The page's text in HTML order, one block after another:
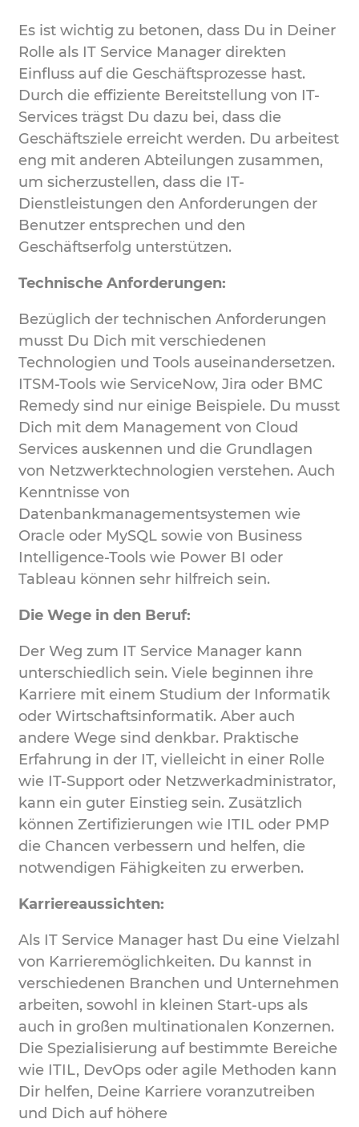
Es ist wichtig zu betonen, dass Du in Deiner
Rolle als IT Service Manager direkten
Einfluss auf die Geschäftsprozesse hast.
Durch die effiziente Bereitstellung von IT-
Services trägst Du dazu bei, dass die
Geschäftsziele erreicht werden. Du arbeitest
eng mit anderen Abteilungen zusammen,
um sicherzustellen, dass die IT-
Dienstleistungen den Anforderungen der
Benutzer entsprechen und den
Geschäftserfolg unterstützen.
Technische Anforderungen:
Bezüglich der technischen Anforderungen
musst Du Dich mit verschiedenen
Technologien und Tools auseinandersetzen.
ITSM-Tools wie ServiceNow, Jira oder BMC
Remedy sind nur einige Beispiele. Du musst
Dich mit dem Management von Cloud
Services auskennen und die Grundlagen
von Netzwerktechnologien verstehen. Auch
Kenntnisse von
Datenbankmanagementsystemen wie
Oracle oder MySQL sowie von Business
Intelligence-Tools wie Power BI oder
Tableau können sehr hilfreich sein.
Die Wege in den Beruf:
Der Weg zum IT Service Manager kann
unterschiedlich sein. Viele beginnen ihre
Karriere mit einem Studium der Informatik
oder Wirtschaftsinformatik. Aber auch
andere Wege sind denkbar. Praktische
Erfahrung in der IT, vielleicht in einer Rolle
wie IT-Support oder Netzwerkadministrator,
kann ein guter Einstieg sein. Zusätzlich
können Zertifizierungen wie ITIL oder PMP
die Chancen verbessern und helfen, die
notwendigen Fähigkeiten zu erwerben.
Karriereaussichten:
Als IT Service Manager hast Du eine Vielzahl
von Karrieremöglichkeiten. Du kannst in
verschiedenen Branchen und Unternehmen
arbeiten, sowohl in kleinen Start-ups als
auch in großen multinationalen Konzernen.
Die Spezialisierung auf bestimmte Bereiche
wie ITIL, DevOps oder agile Methoden kann
Dir helfen, Deine Karriere voranzutreiben
und Dich auf höhere